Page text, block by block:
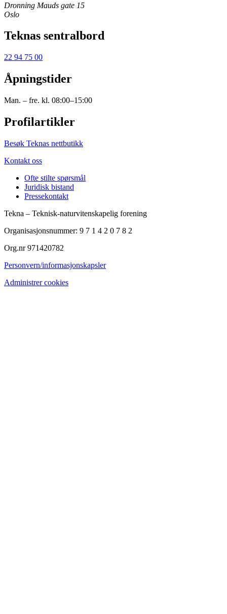
Dronning Mauds gate 15
Oslo
Teknas sentralbord
22 94 75 00
Åpningstider
Man. – fre. kl. 08:00–15:00
Profilartikler
Besøk Teknas nettbutikk
Kontakt oss
Ofte stilte spørsmål
Juridisk bistand
Pressekontakt
Tekna – Teknisk-naturvitenskapelig forening
Organisasjonsnummer: 9 7 1 4 2 0 7 8 2
Org.nr 971420782
Personvern/informasjonskapsler
Administrer cookies